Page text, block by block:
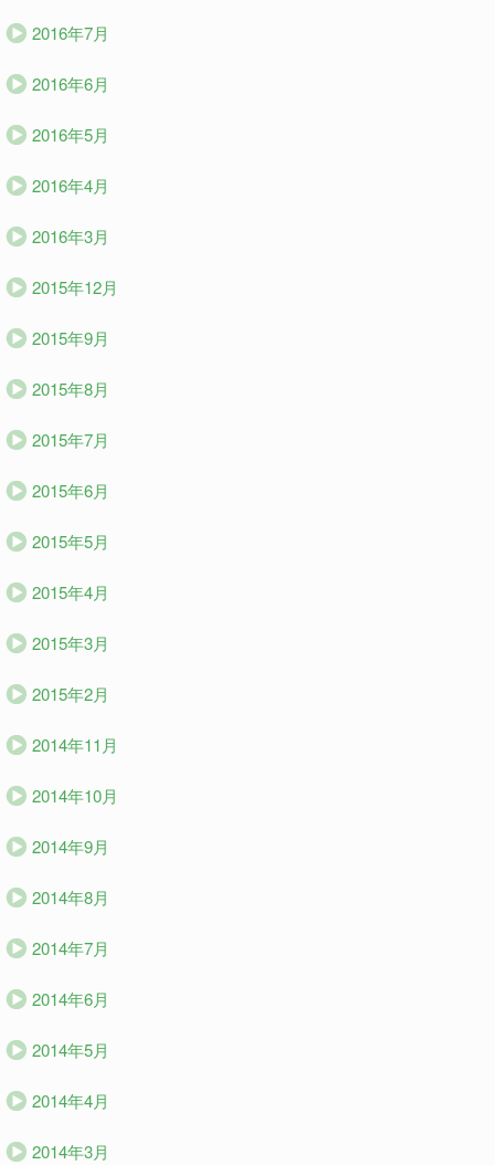
2016年7月
2016年6月
2016年5月
2016年4月
2016年3月
2015年12月
2015年9月
2015年8月
2015年7月
2015年6月
2015年5月
2015年4月
2015年3月
2015年2月
2014年11月
2014年10月
2014年9月
2014年8月
2014年7月
2014年6月
2014年5月
2014年4月
2014年3月